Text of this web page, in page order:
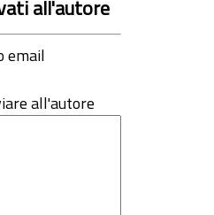
all'autore
email
all'autore